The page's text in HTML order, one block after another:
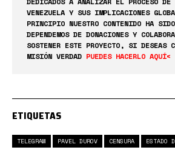
VENEZUELA Y SUS IMPLICACIONES
PRINCIPIO NUESTRO CONTENIDO HA
DEPENDEMOS DE DONACIONES Y
SOSTENER ESTE PROYECTO, SI DESEAS
MISIÓN VERDAD PUEDES HACERLO AQUÍ<
ETIQUETAS
TELEGRAM PAVEL DUROV CENSURA ESTADO